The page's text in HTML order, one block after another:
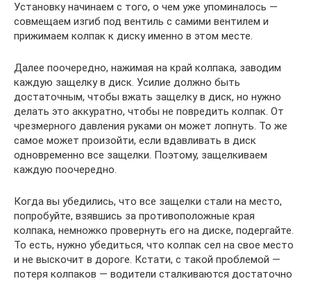
Установку начинаем с того, о чем уже упоминалось —
совмещаем изгиб под вентиль с самими вентилем и
прижимаем колпак к диску именно в этом месте.
Далее поочередно, нажимая на край колпака, заводим
каждую защелку в диск. Усилие должно быть
достаточным, чтобы вжать защелку в диск, но нужно
делать это аккуратно, чтобы не повредить колпак. От
чрезмерного давления руками он может лопнуть. То же
самое может произойти, если вдавливать в диск
одновременно все защелки. Поэтому, защелкиваем
каждую поочередно.
Когда вы убедились, что все защелки стали на место,
попробуйте, взявшись за противоположные края
колпака, немножко провернуть его на диске, подергайте.
То есть, нужно убедиться, что колпак сел на свое место
и не выскочит в дороге. Кстати, с такой проблемой —
потеря колпаков — водители сталкиваются достаточно